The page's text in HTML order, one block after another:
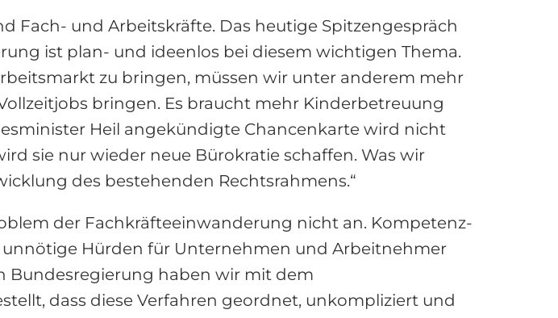
Fach- und Arbeitskräfte. Das heutige Spitzengespräch
ist plan- und ideenlos bei diesem wichtigen Thema.
zu bringen, müssen wir unter anderem mehr
bringen. Es braucht mehr Kinderbetreuung
Heil angekündigte Chancenkarte wird nicht
sie nur wieder neue Bürokratie schaffen. Was wir
des bestehenden Rechtsrahmens.“
der Fachkräfteeinwanderung nicht an. Kompetenz-
unnötige Hürden für Unternehmen und Arbeitnehmer
Bundesregierung haben wir mit dem
dass diese Verfahren geordnet, unkompliziert und